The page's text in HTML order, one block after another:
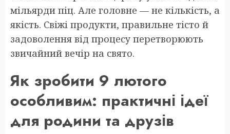
мільярди піц. Але головне — не кількість, а
якість. Свіжі продукти, правильне тісто й
задоволення від процесу перетворюють
звичайний вечір на свято.
Як зробити 9 лютого
особливим: практичні ідеї
для родини та друзів